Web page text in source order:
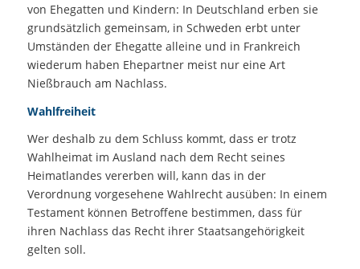
von Ehegatten und Kindern: In Deutschland erben sie
grundsätzlich gemeinsam, in Schweden erbt unter
Umständen der Ehegatte alleine und in Frankreich
wiederum haben Ehepartner meist nur eine Art
Nießbrauch am Nachlass.
Wahlfreiheit
Wer deshalb zu dem Schluss kommt, dass er trotz
Wahlheimat im Ausland nach dem Recht seines
Heimatlandes vererben will, kann das in der
Verordnung vorgesehene Wahlrecht ausüben: In einem
Testament können Betroffene bestimmen, dass für
ihren Nachlass das Recht ihrer Staatsangehörigkeit
gelten soll.